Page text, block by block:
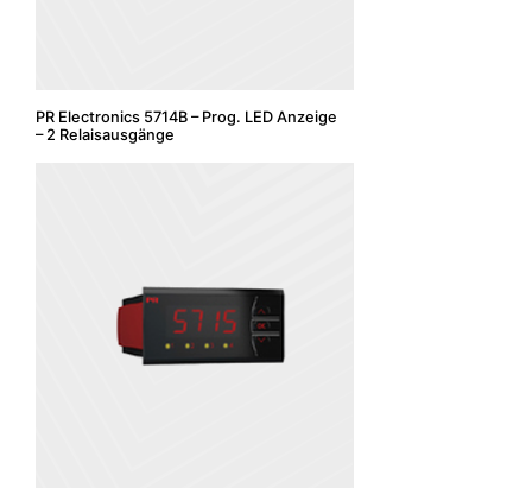
PR Electronics 5714B – Prog. LED Anzeige
– 2 Relaisausgänge